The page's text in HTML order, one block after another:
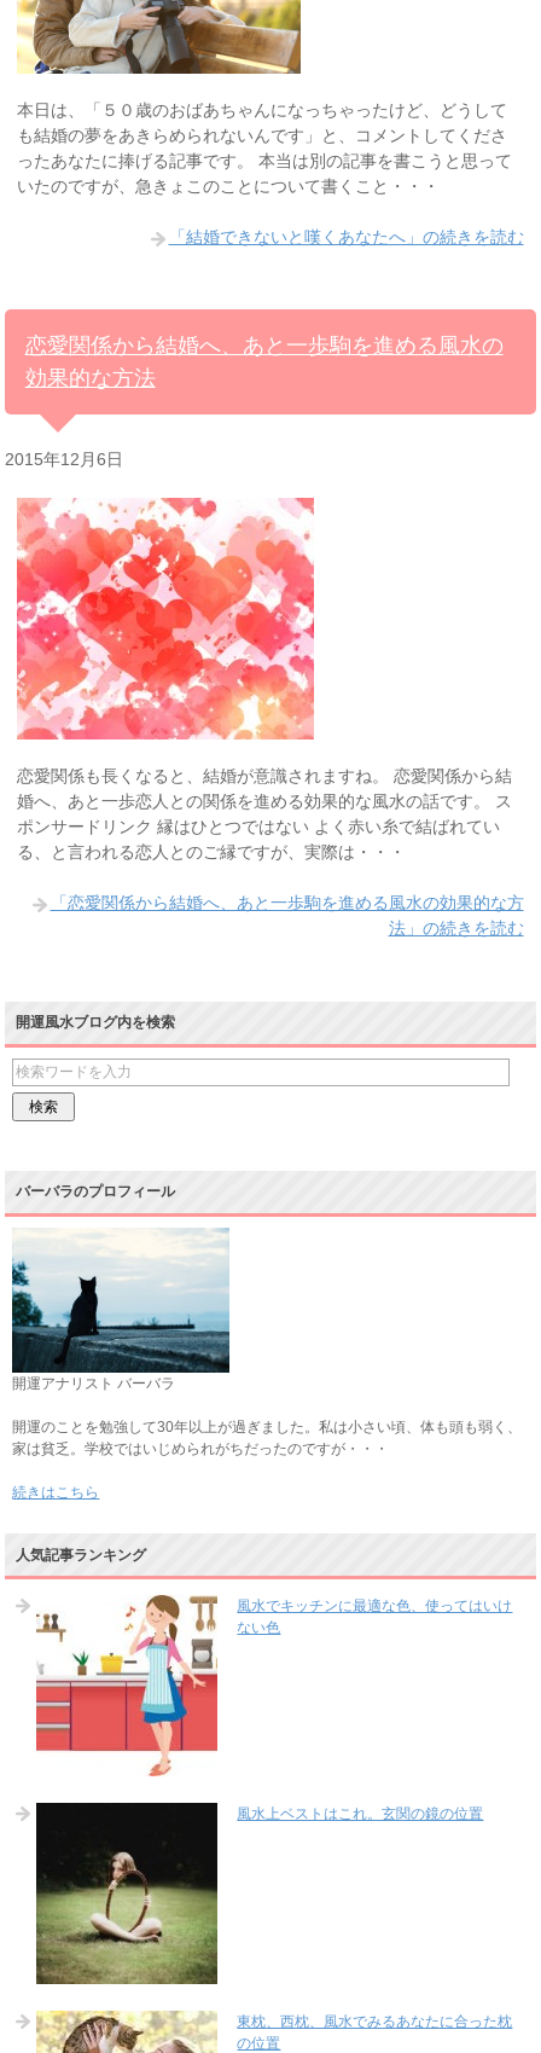
本日は、「５０歳のおばあちゃんになっちゃったけど、どうして
も結婚の夢をあきらめられないんです」と、コメントしてくださ
ったあなたに捧げる記事です。 本当は別の記事を書こうと思って
いたのですが、急きょこのことについて書くこと・・・
「結婚できないと嘆くあなたへ」の続きを読む
恋愛関係から結婚へ、あと一歩駒を進める風水の
効果的な方法
2015年12月6日
恋愛関係も長くなると、結婚が意識されますね。 恋愛関係から結
婚へ、あと一歩恋人との関係を進める効果的な風水の話です。 ス
ポンサードリンク 縁はひとつではない よく赤い糸で結ばれてい
る、と言われる恋人とのご縁ですが、実際は・・・
「恋愛関係から結婚へ、あと一歩駒を進める風水の効果的な方
法」の続きを読む
開運風水ブログ内を検索
バーバラのプロフィール
開運アナリスト バーバラ
開運のことを勉強して30年以上が過ぎました。私は小さい頃、体も頭も弱く、
家は貧乏。学校ではいじめられがちだったのですが・・・
続きはこちら
人気記事ランキング
風水でキッチンに最適な色、使ってはいけ
ない色
風水上ベストはこれ。玄関の鏡の位置
東枕、西枕、風水でみるあなたに合った枕
の位置